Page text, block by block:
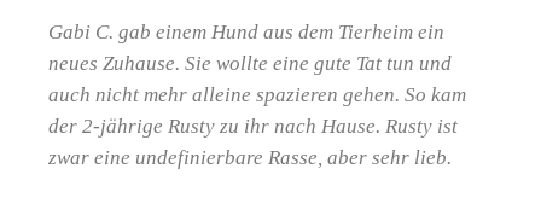
Gabi C. gab einem Hund aus dem Tierheim ein
neues Zuhause. Sie wollte eine gute Tat tun und
auch nicht mehr alleine spazieren gehen. So kam
der 2-jährige Rusty zu ihr nach Hause. Rusty ist
zwar eine undefinierbare Rasse, aber sehr lieb.